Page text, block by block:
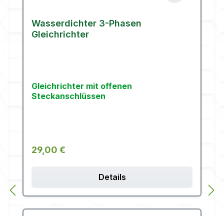
Wasserdichter 3-Phasen
Gleichrichter
Gleichrichter mit offenen
Steckanschlüssen
Regulärer Preis:
29,00 €
Details